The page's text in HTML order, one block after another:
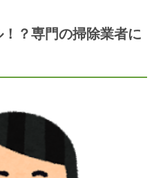
？専門の掃除業者に